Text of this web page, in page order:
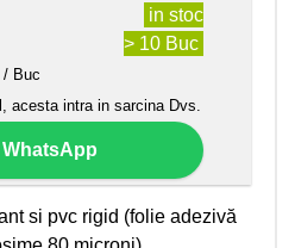
in stoc
> 10 Buc
/ Buc
acesta intra in sarcina Dvs.
si pvc rigid (folie adezivă